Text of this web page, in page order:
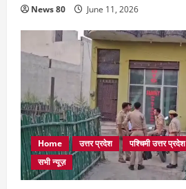
News 80 June 11, 2026
Home उत्तर प्रदेश पश्चिमी उत्तर प्रदेश
सभी न्यूज़